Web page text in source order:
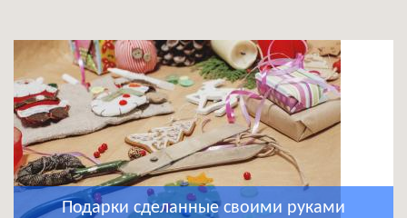
Подарки сделанные своими руками